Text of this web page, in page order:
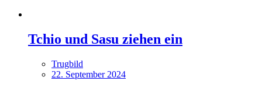
Tchio und Sasu ziehen ein
Trugbild
22. September 2024